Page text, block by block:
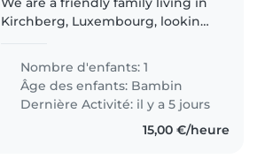
Kirchberg, Luxembourg, looking
babysitter for our 1-year-old son
One of us will always be at home
working remotely, so..
Nombre d'enfants: 1
Âge des enfants: Bambin
Dernière Activité: il y a 5 jours
15,00 €/heure